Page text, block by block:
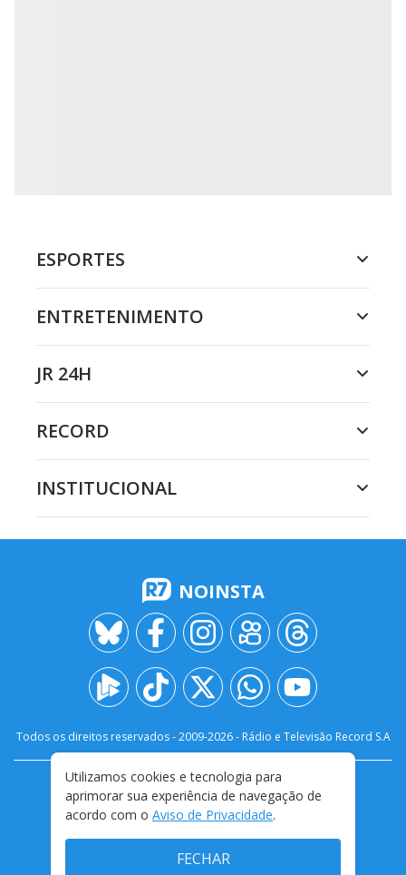
ESPORTES
ENTRETENIMENTO
JR 24H
RECORD
INSTITUCIONAL
NOINSTA
Todos os direitos reservados - 2009-2026- Rádio e Televisão Record S.A
FALE CONOSCO
PRIVACIDADE
TERMOS E CONDIÇÕES DE USO
Utilizamos cookies e tecnologia para
aprimorar sua experiência de navegação de
acordo com o Aviso de Privacidade.
FECHAR